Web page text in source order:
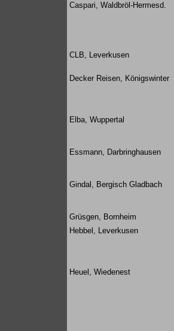
Caspari, Waldbröl-Hermesd.
CLB, Leverkusen
Decker Reisen, Königswinter
Elba, Wuppertal
Essmann, Darbringhausen
Gindal, Bergisch Gladbach
Grüsgen, Bornheim
Hebbel, Leverkusen
Heuel, Wiedenest